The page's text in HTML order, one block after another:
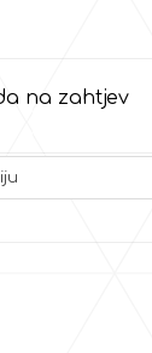
na zahtjev